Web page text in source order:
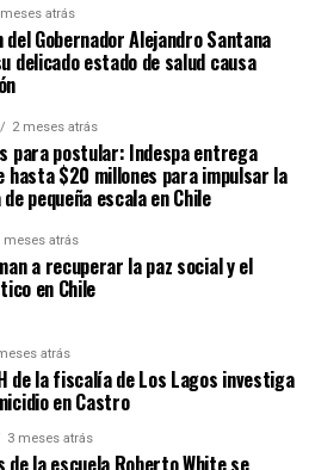
atrás
del Gobernador Alejandro Santana
delicado estado de salud causa
2 meses atrás
para postular: Indespa entrega
hasta $20 millones para impulsar la
pequeña escala en Chile
meses atrás
a recuperar la paz social y el
en Chile
atrás
de la fiscalía de Los Lagos investiga
en Castro
3 meses atrás
de la escuela Roberto White se